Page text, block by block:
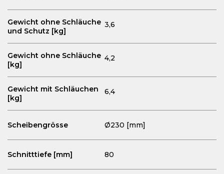
Gewicht ohne Schläuche
und Schutz [kg]
3,6
Gewicht ohne Schläuche
[kg]
4,2
Gewicht mit Schläuchen
[kg]
6,4
Scheibengrösse Ø230 [mm]
Schnitttiefe [mm] 80